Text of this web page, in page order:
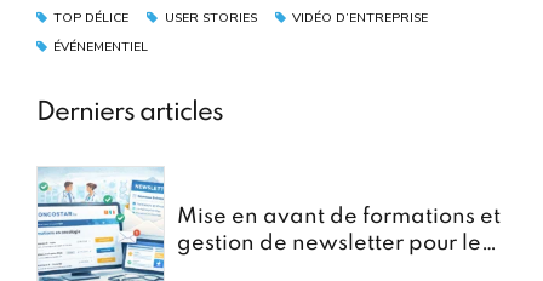
TOP DÉLICE
USER STORIES
VIDÉO D’ENTREPRISE
ÉVÉNEMENTIEL
Derniers articles
Mise en avant de formations et
gestion de newsletter pour le